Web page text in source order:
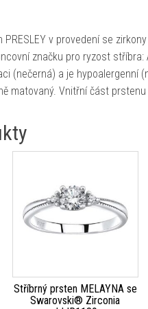
v provedení se
značku pro ryzost
(nečerná) a je
matovaný. Vnitřní část
Stříbrný prsten MELAYNA se
Swarovski® Zirconia